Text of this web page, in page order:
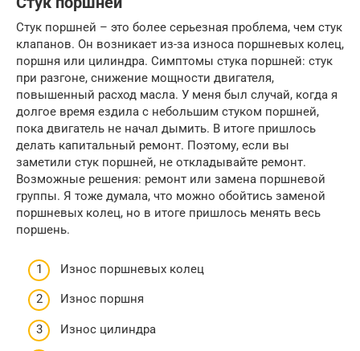
Стук поршней – это более серьезная проблема, чем стук
клапанов. Он возникает из-за износа поршневых колец,
поршня или цилиндра. Симптомы стука поршней: стук
при разгоне, снижение мощности двигателя,
повышенный расход масла. У меня был случай, когда я
долгое время ездила с небольшим стуком поршней,
пока двигатель не начал дымить. В итоге пришлось
делать капитальный ремонт. Поэтому, если вы
заметили стук поршней, не откладывайте ремонт.
Возможные решения: ремонт или замена поршневой
группы. Я тоже думала, что можно обойтись заменой
поршневых колец, но в итоге пришлось менять весь
поршень.
Износ поршневых колец
Износ поршня
Износ цилиндра